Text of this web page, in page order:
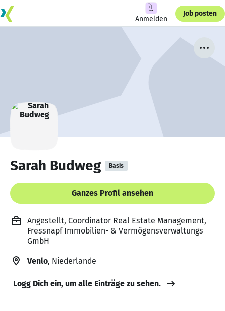
Anmelden
Job posten
Sarah Budweg Basis
Ganzes Profil ansehen
Angestellt, Coordinator Real Estate Management,
Fressnapf Immobilien- & Vermögensverwaltungs
GmbH
Venlo, Niederlande
Logg Dich ein, um alle Einträge zu sehen.